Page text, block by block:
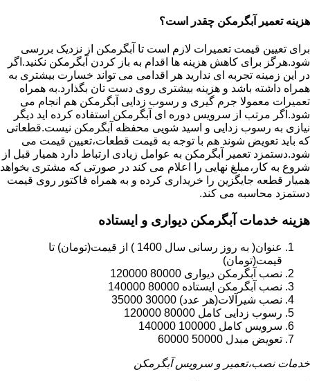
هزینه تعمیر آبگرمکن چقدر است؟
برای تعیین قیمت تعمیرات لازم است تا آبگرمکن از نزدیک بررسی
شود.هرگز برای کاهش هزینه ها اقدام به باز کردن آبگرمکن نکنید.اگر
در این زمینه تجربه ای ندارید هر اقدامی می تواند خسارت بیشتری به
همراه داشته باشد و هزینه بیشتری روی دست تان بگذارد.به همراه
تعمیرات معمولا جرم گیری و رسوب زدایی آبگرمکن هم انجام می
شود.اگر مرتب از سرویس دوره ای آبگرمکن استفاده کرده اید دیگر
نیازی به رسوب زدایی و اسید شویی محفظه آبگرمکن نیست.قطعاتی
که باید تعویض شوند هم با توجه به قیمت قطعات،تعیین قیمت می
شود.دستمزد تعمیر آبگرمکن به عوامل زیادی ارتباط دارد همیار قبل از
شروع به کار،مبلغ نهایی را اعلام می کند در صورتی که مشتری بخواهد
همیار قطعه جایگزین را خریداری کرده و به همراه فاکتور روی قیمت
دستمزد محاسبه می کند.
هزینه خدمات آبگرمکن دیواری و ایستاده
عنوان( به روز رسانی سال 1400 ) از قیمت(تومان) تا
قیمت(تومان)
نصب آبگرمکن دیواری 80000 120000
نصب آبگرمکن ایستاده 80000 140000
نصب شیرآلات(هر عدد) 30000 35000
رسوب زدایی کامل 80000 120000
سرویس کامل 100000 140000
تعویض مبدل 50000 60000
خدمات نصب،تعمیر و سرویس آبگرمکن